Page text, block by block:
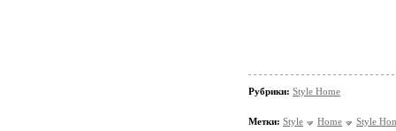
Рубрики: Style Home
Метки: Style Home Style